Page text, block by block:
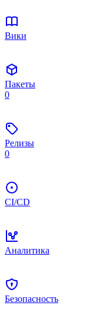
Вики
Пакеты
0
Релизы
0
CI/CD
Аналитика
Безопасность